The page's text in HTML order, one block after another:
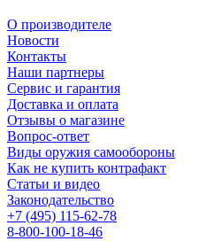
О производителе
Новости
Контакты
Наши партнеры
Сервис и гарантия
Доставка и оплата
Отзывы о магазине
Вопрос-ответ
Виды оружия самообороны
Как не купить контрафакт
Статьи и видео
Законодательство
+7 (495) 115-62-78
8-800-100-18-46